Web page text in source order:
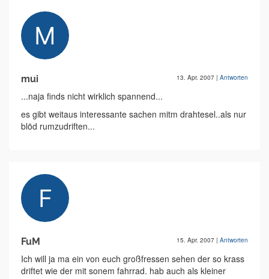
mui 13. Apr. 2007 | Antworten
...naja finds nicht wirklich spannend...
es gibt weitaus interessante sachen mitm drahtesel..als nur
blöd rumzudriften...
FuM 15. Apr. 2007 | Antworten
Ich will ja ma ein von euch großfressen sehen der so krass
driftet wie der mit sonem fahrrad. hab auch als kleiner